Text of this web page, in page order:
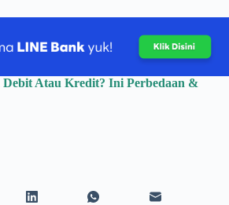
Atau Kredit? Ini Perbedaan &